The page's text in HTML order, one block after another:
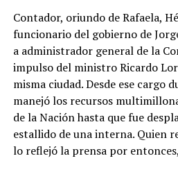
Contador, oriundo de Rafaela,
funcionario del gobierno de
a administrador general de la
impulso del ministro Ricardo
misma ciudad. Desde ese cargo
manejó los recursos
de la Nación hasta que fue
estallido de una interna. Quien
lo reflejó la prensa por